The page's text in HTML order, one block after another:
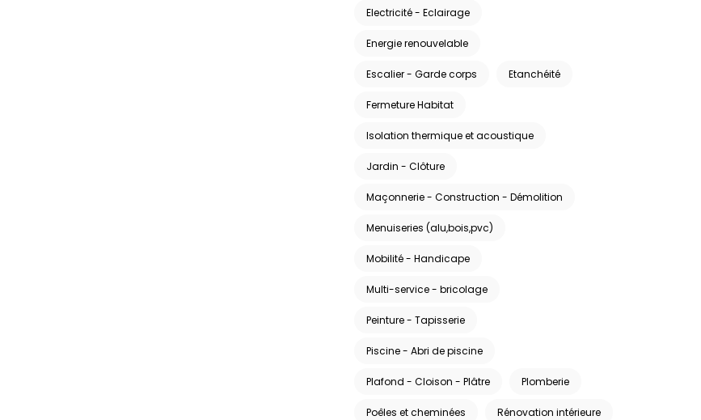
Electricité - Eclairage
Energie renouvelable
Escalier - Garde corps Etanchéité
Fermeture Habitat
Isolation thermique et acoustique
Jardin - Clôture
Maçonnerie - Construction - Démolition
Menuiseries (alu,bois,pvc)
Mobilité - Handicape
Multi-service - bricolage
Peinture - Tapisserie
Piscine - Abri de piscine
Plafond - Cloison - Plâtre Plomberie
Poêles et cheminées Rénovation intérieure